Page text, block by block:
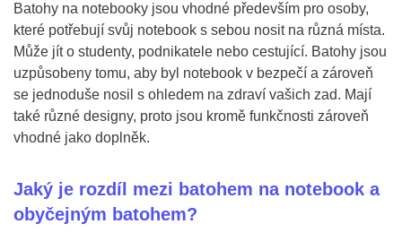
Batohy na notebooky jsou vhodné především pro osoby,
které potřebují svůj notebook s sebou nosit na různá místa.
Může jít o studenty, podnikatele nebo cestující. Batohy jsou
uzpůsobeny tomu, aby byl notebook v bezpečí a zároveň
se jednoduše nosil s ohledem na zdraví vašich zad. Mají
také různé designy, proto jsou kromě funkčnosti zároveň
vhodné jako doplněk.
Jaký je rozdíl mezi batohem na notebook a
obyčejným batohem?